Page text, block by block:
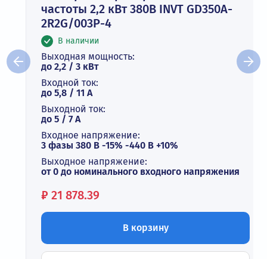
частоты 2,2 кВт 380В INVT GD350A-
2R2G/003P-4
В наличии
Выходная мощность:
до 2,2 / 3 кВт
Входной ток:
до 5,8 / 11 А
Выходной ток:
до 5 / 7 A
Входное напряжение:
3 фазы 380 В -15% -440 В +10%
Выходное напряжение:
от 0 до номинального входного напряжения
Цена:
₽ 21 878.39
В корзину